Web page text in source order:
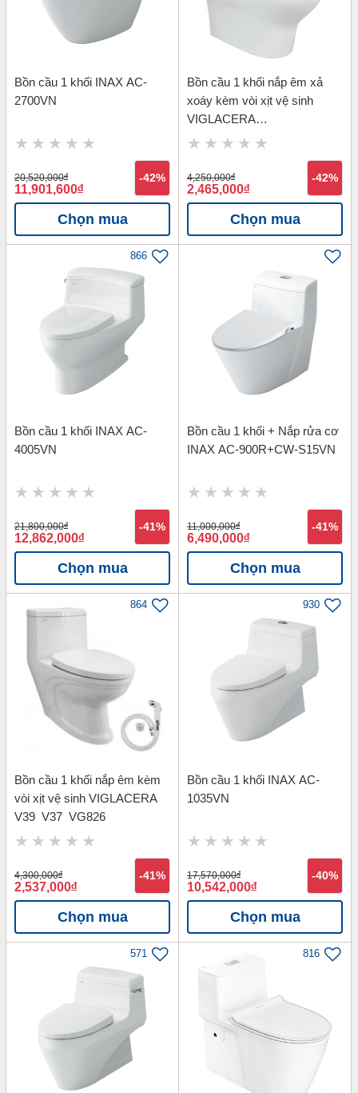
Bồn cầu 1 khối INAX AC-
2700VN
20,520,000đ
11,901,600đ
-42%
Chọn mua
Bồn cầu 1 khối nắp êm xả
xoáy kèm vòi xịt vệ sinh
VIGLACERA
V37S_V37_VG826
4,250,000đ
2,465,000đ
-42%
Chọn mua
866
Bồn cầu 1 khối INAX AC-
4005VN
21,800,000đ
12,862,000đ
-41%
Chọn mua
Bồn cầu 1 khối + Nắp rửa cơ
INAX AC-900R+CW-S15VN
11,000,000đ
6,490,000đ
-41%
Chọn mua
864
Bồn cầu 1 khối nắp êm kèm
vòi xịt vệ sinh VIGLACERA
V39_V37_VG826
4,300,000đ
2,537,000đ
-41%
Chọn mua
930
Bồn cầu 1 khối INAX AC-
1035VN
17,570,000đ
10,542,000đ
-40%
Chọn mua
571 816